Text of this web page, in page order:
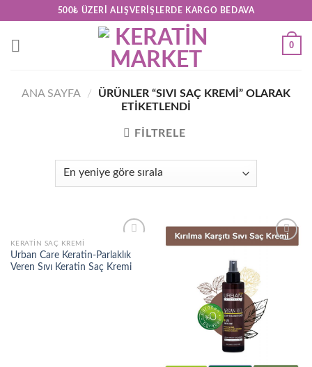
content
500₺ ÜZERI ALIŞVERIŞLERDE KARGO BEDAVA
0
ANA SAYFA /
ÜRÜNLER “SIVI SAÇ KREMI” OLARAK
ETIKETLENDI
FILTRELE
Add to
wishlist
KERATIN SAÇ KREMI
Urban Care Keratin-Parlaklık
Veren Sıvı Keratin Saç Kremi